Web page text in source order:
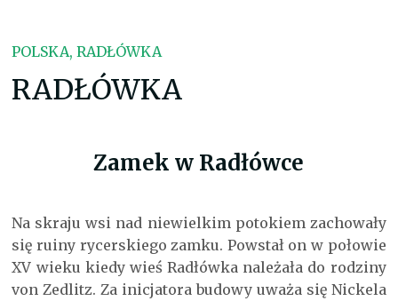
POLSKA, RADŁÓWKA
RADŁÓWKA
Zamek w Radłówce
Na skraju wsi nad niewielkim potokiem zachowały
się ruiny rycerskiego zamku. Powstał on w połowie
XV wieku kiedy wieś Radłówka należała do rodziny
von Zedlitz. Za inicjatora budowy uważa się Nickela